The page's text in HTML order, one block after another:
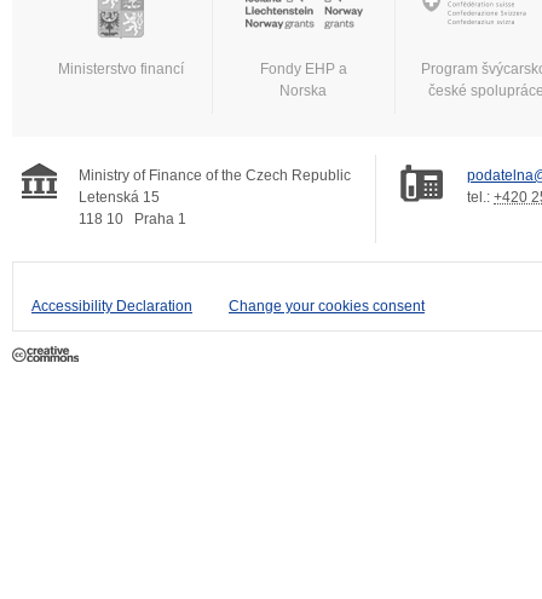
Ministerstvo financí
Fondy EHP a
Norska
Program
české
Ministry of Finance of the Czech Republic
Letenská 15
118 10
Praha 1
tel.: +420
Accessibility Declaration Change your cookies consent